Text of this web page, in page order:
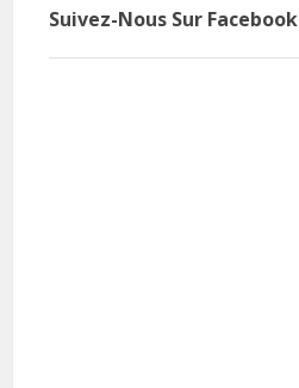
Suivez-Nous Sur Facebook